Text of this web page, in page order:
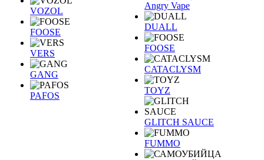
VOZOL
FOOSE
VERS
GANG
PAFOS
Angry Vape
DUALL
FOOSE
CATACLYSM
TOYZ
GLITCH SAUCE
FUMMO